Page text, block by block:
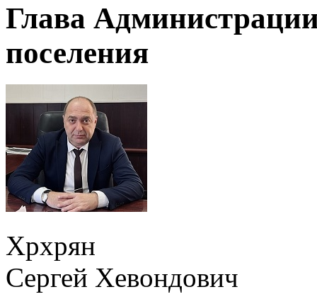
Глава
поселения
Хрхрян
Сергей Хевондович